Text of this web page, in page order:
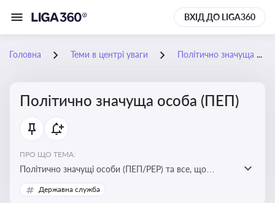
ВХІД ДО LIGA360
Головна Теми в центрі уваги Політично значуща особа (ПЕП)
Політично значуща особа (ПЕП)
ПРО ЩО ТЕМА:
Політично значущі особи (ПЕП/PEP) та все, що
стосується їх статусу
Державна служба